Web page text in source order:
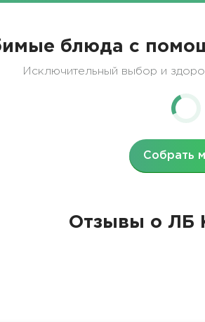
блюда с
Исключительный выбор и
Собрать
Отзывы о ЛБ